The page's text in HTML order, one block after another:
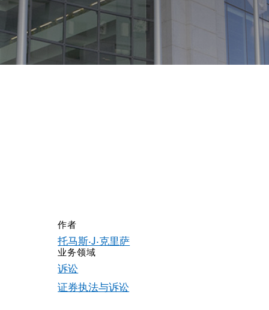
作者
托马斯·J·克里萨
业务领域
诉讼
证券执法与诉讼